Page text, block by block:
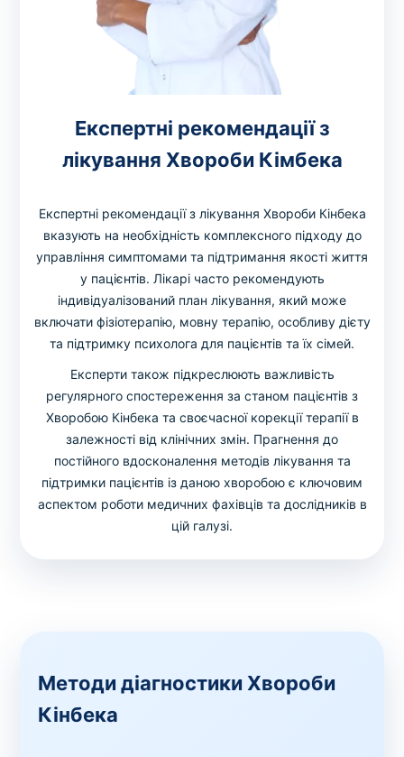
Експертні рекомендації з
лікування Хвороби Кімбека
Експертні рекомендації з лікування Хвороби Кінбека
вказують на необхідність комплексного підходу до
управління симптомами та підтримання якості життя
у пацієнтів. Лікарі часто рекомендують
індивідуалізований план лікування, який може
включати фізіотерапію, мовну терапію, особливу дієту
та підтримку психолога для пацієнтів та їх сімей.
Експерти також підкреслюють важливість
регулярного спостереження за станом пацієнтів з
Хворобою Кінбека та своєчасної корекції терапії в
залежності від клінічних змін. Прагнення до
постійного вдосконалення методів лікування та
підтримки пацієнтів із даною хворобою є ключовим
аспектом роботи медичних фахівців та дослідників в
цій галузі.
Методи діагностики Хвороби
Кінбека